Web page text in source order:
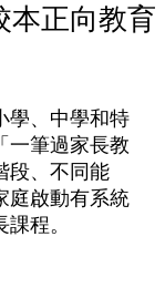
本正向教育
學、中學和特
一筆過家長教
段、不同能
庭啟動有系統
程。